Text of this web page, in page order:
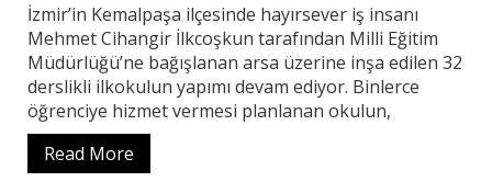
İzmir’in Kemalpaşa ilçesinde hayırsever iş insanı
Mehmet Cihangir İlkcoşkun tarafından Milli Eğitim
Müdürlüğü’ne bağışlanan arsa üzerine inşa edilen 32
derslikli ilkokulun yapımı devam ediyor. Binlerce
öğrenciye hizmet vermesi planlanan okulun,
Read More